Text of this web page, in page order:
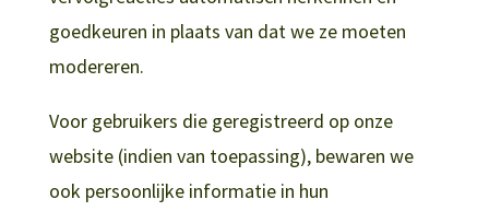
goedkeuren in plaats van dat we ze moeten
modereren.
Voor gebruikers die geregistreerd op onze
website (indien van toepassing), bewaren we
ook persoonlijke informatie in hun